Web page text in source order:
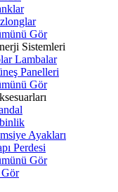
Gör
Sistemleri
Lambalar
Panelleri
Gör
Ayakları
Perdesi
Gör